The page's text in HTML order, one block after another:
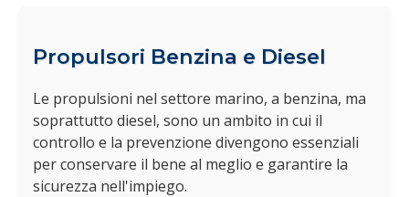
Propulsori Benzina e Diesel
Le propulsioni nel settore marino, a benzina, ma
soprattutto diesel, sono un ambito in cui il
controllo e la prevenzione divengono essenziali
per conservare il bene al meglio e garantire la
sicurezza nell'impiego.